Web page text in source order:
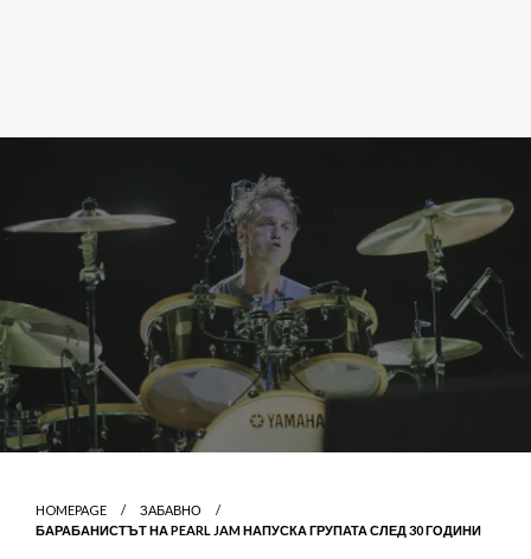
HOMEPAGE
ЗАБАВНО
БАРАБАНИСТЪТ НА PEARL JAM НАПУСКА ГРУПАТА СЛЕД 30 ГОДИНИ